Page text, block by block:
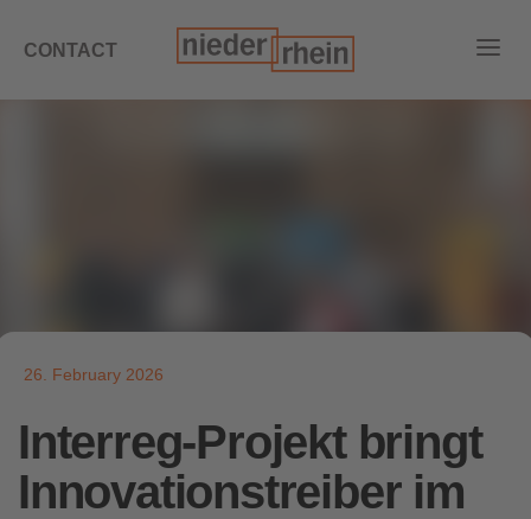
CONTACT
26. February 2026
Interreg-Projekt bringt
Innovationstreiber im